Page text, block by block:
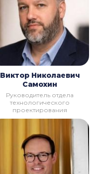
Виктор Николаевич
Самохин
Руководитель отдела
технологического
проектирования